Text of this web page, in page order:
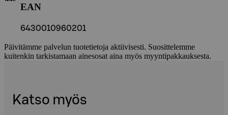
EAN
6430010960201
Päivitämme palvelun tuotetietoja aktiivisesti. Suosittelemme
kuitenkin tarkistamaan ainesosat aina myös myyntipakkauksesta.
Katso myös